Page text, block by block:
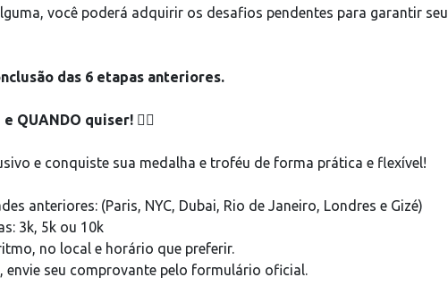
você poderá adquirir os desafios pendentes para garantir seu
das 6 etapas anteriores.
e QUANDO quiser! 🏃‍♀️
e conquiste sua medalha e troféu de forma prática e flexível!
anteriores: (Paris, NYC, Dubai, Rio de Janeiro, Londres e Gizé)
3k, 5k ou 10k
no local e horário que preferir.
seu comprovante pelo formulário oficial.